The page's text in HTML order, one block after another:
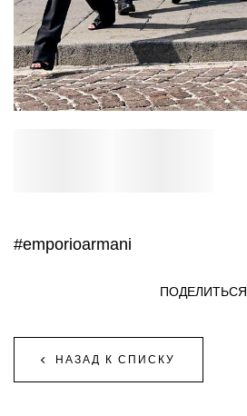
#emporioarmani
НАЗАД К СПИСКУ
ПОДЕЛИТЬСЯ